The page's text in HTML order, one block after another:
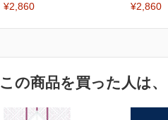
¥2,860 ¥2,860
この商品を買った人は